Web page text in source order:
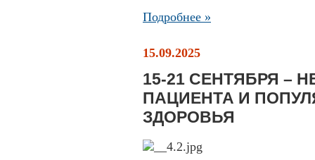
Подробнее »
15.09.2025
15-21 СЕНТЯБРЯ –
ПАЦИЕНТА И
ЗДОРОВЬЯ